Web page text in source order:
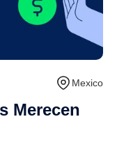
Mexico
Merecen